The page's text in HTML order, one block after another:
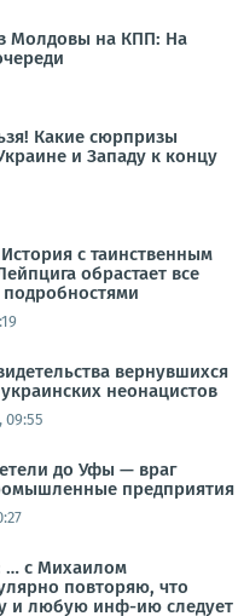
Молдовы на КПП: На
Какие сюрпризы
и Западу к концу
с таинственным
обрастает все
вернувшихся
неонацистов
09:55
до Уфы — враг
предприятия
… с Михаилом
повторяю, что
и любую инф-ию следует